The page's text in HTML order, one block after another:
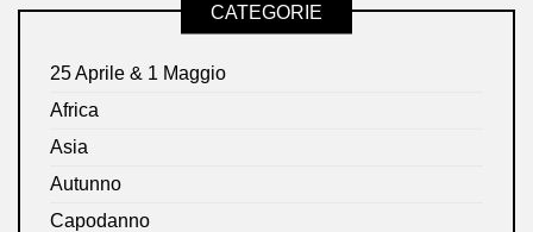
CATEGORIE
25 Aprile & 1 Maggio
Africa
Asia
Autunno
Capodanno